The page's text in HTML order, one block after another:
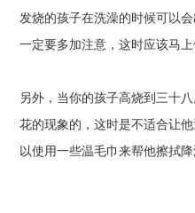
发烧的孩子在洗澡的时候可以
一定要多加注意，这时应该马上
另外，当你的孩子高烧到三十
花的现象的，这时是不适合让
以使用一些温毛巾来帮他擦拭降